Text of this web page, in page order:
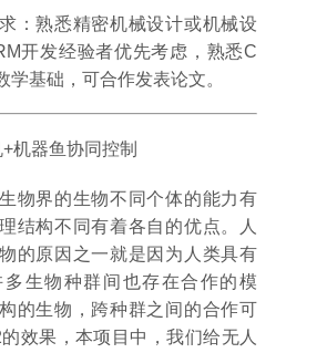
熟悉精密机械设计或机械设
开发经验者优先考虑，熟悉C
学基础，可合作发表论文。
器鱼协同控制
界的生物不同个体的能力有
结构不同有着各自的优点。人
的原因之一就是因为人类具有
生物种群间也存在合作的模
的生物，跨种群之间的合作可
效果，本项目中，我们给无人